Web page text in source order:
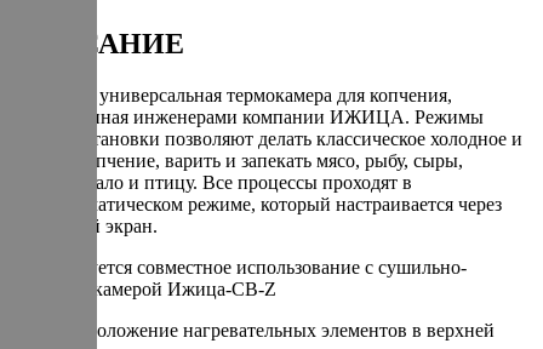
ОПИСАНИЕ
UNI-100 – универсальная термокамера для копчения,
разработанная инженерами компании ИЖИЦА. Режимы
работы установки позволяют делать классическое холодное и
горячее копчение, варить и запекать мясо, рыбу, сыры,
колбасы, сало и птицу. Все процессы проходят в
полуавтоматическом режиме, который настраивается через
сенсорный экран.
Рекомендуется совместное использование с cушильно-
вялочной камерой Ижица-СВ-Z
Расположение нагревательных элементов в верхней